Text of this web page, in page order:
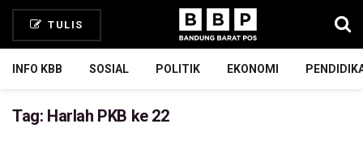
TULIS
INFO KBB SOSIAL POLITIK EKONOMI
Tag: Harlah PKB ke 22